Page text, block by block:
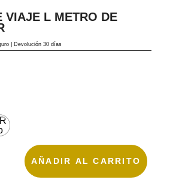
VIAJE L METRO DE
| Devolución 30 días
AÑADIR AL CARRITO